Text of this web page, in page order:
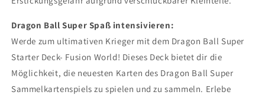
Dragon Ball Super Spaß intensivieren:
Werde zum ultimativen Krieger mit dem Dragon Ball Super
Starter Deck- Fusion World! Dieses Deck bietet dir die
Möglichkeit, die neuesten Karten des Dragon Ball Super
Sammelkartenspiels zu spielen und zu sammeln. Erlebe